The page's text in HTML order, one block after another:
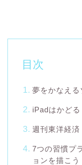
目次
夢をかなえる
iPadはかど
週刊東洋経
7つの習慣プ
ョンを描こう